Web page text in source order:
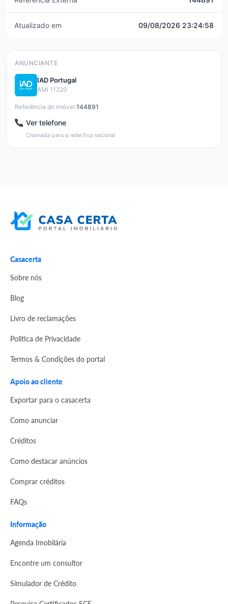
Atualizado em 09/08/2026 23:24:58
ANUNCIANTE
IAD Portugal
AMI 11220
Referência do imóvel:144891
Ver telefone
Chamada para a rede fixa nacional
Casacerta
Sobre nós
Blog
Livro de reclamações
Politica de Privacidade
Termos & Condições do portal
Apoio ao cliente
Exportar para o casacerta
Como anunciar
Créditos
Como destacar anúncios
Comprar créditos
FAQs
Informação
Agenda Imobilária
Encontre um consultor
Simulador de Crédito